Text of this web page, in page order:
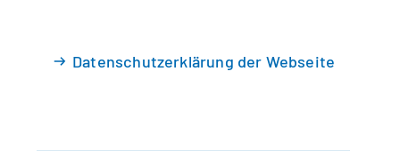
Datenschutzerklärung der Webseite